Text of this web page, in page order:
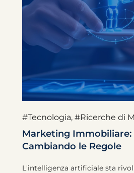
#Tecnologia, #Ricerche di
Marketing Immobiliare:
Cambiando le Regole
L'intelligenza artificiale sta